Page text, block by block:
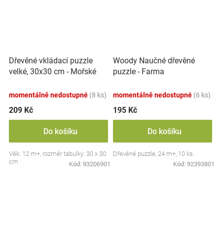
Dřevěné vkládací puzzle
velké, 30x30 cm - Mořské
momentálně nedostupné (8 ks)
209 Kč
Do košíku
Věk: 12 m+, rozměr tabulky: 30 x 30
cm
Kód: 93206901
Woody Naučné dřevěné
puzzle - Farma
momentálně nedostupné (6 ks)
195 Kč
Do košíku
Dřevěné puzzle, 24 m+, 10 ks.
Kód: 92393801